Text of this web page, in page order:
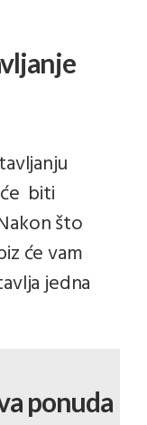
biti
što
će vam
jedna
ponuda